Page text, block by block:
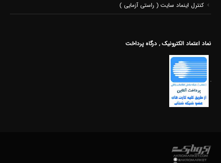
کنترل اینماد سایت ( راستی آزمایی )
نماد اعتماد الکترونیک , درگاه پرداخت